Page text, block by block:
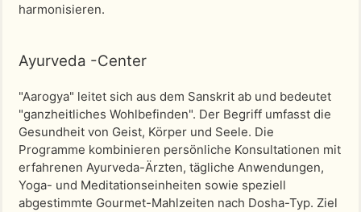
harmonisieren.
Ayurveda -Center
"Aarogya" leitet sich aus dem Sanskrit ab und bedeutet
"ganzheitliches Wohlbefinden". Der Begriff umfasst die
Gesundheit von Geist, Körper und Seele. Die
Programme kombinieren persönliche Konsultationen mit
erfahrenen Ayurveda-Ärzten, tägliche Anwendungen,
Yoga- und Meditationseinheiten sowie speziell
abgestimmte Gourmet-Mahlzeiten nach Dosha-Typ. Ziel